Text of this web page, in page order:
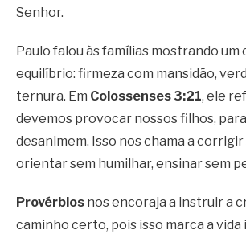
Senhor.
Paulo falou às famílias mostrando um
equilíbrio: firmeza com mansidão,
ternura. Em Colossenses 3:21, ele
devemos provocar nossos filhos,
desanimem. Isso nos chama a
orientar sem humilhar, ensinar sem
Provérbios nos encoraja a instruir a
caminho certo, pois isso marca a vida